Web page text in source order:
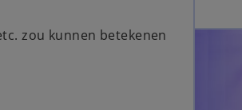
zou kunnen betekenen